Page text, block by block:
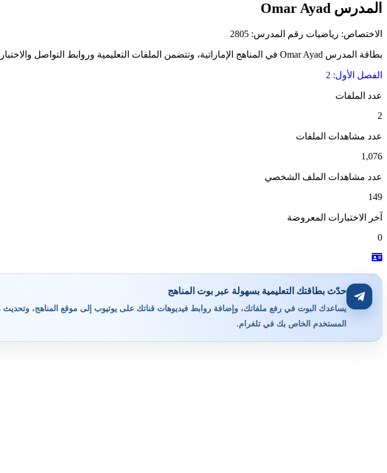
المدرس Omar Ayad
الاختصاص: رياضيات رقم المدرس: 2805
بطاقة المدرس Omar Ayad في المناهج الإماراتية، وتتضمن الملفات التعليمية وروابط التواصل والاختبارات الإلكترونية والفيديوهات التعليمية.
الفصل الأول: 2
عدد الملفات
2
عدد مشاهدات الملفات
1,076
عدد مشاهدات الملف الشخصي
149
آخر الاختبارات المعروضة
0
حدّث بطاقتك التعليمية بسهولة عبر بوت المناهج
يساعدك البوت في رفع ملفاتك، وإضافة روابط فيديوهات قناتك على يوتيوب إلى موقع المناهج،
المستخدم الخاص بك في تلغرام.